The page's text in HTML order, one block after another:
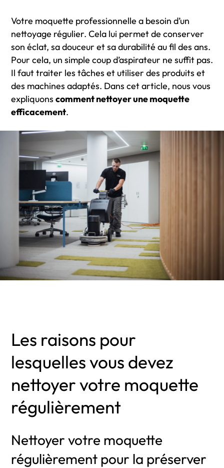
Votre moquette professionnelle a besoin d’un
nettoyage régulier. Cela lui permet de conserver
son éclat, sa douceur et sa durabilité au fil des ans.
Pour cela, un simple coup d’aspirateur ne suffit pas.
Il faut traiter les tâches et utiliser des produits et
des machines adaptés. Dans cet article, nous vous
expliquons comment nettoyer une moquette
efficacement.
Les raisons pour
lesquelles vous devez
nettoyer votre moquette
régulièrement
Nettoyer votre moquette
régulièrement pour la préserver